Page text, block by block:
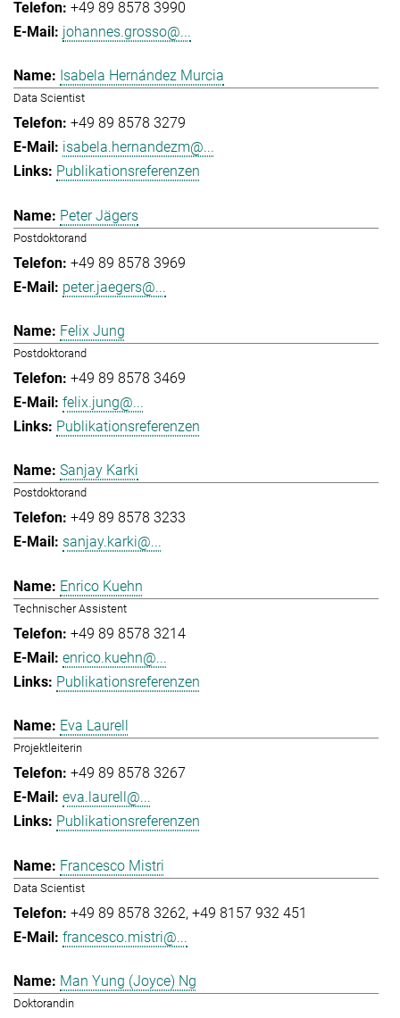
+49 89 8578 3990
johannes.grosso@...
Isabela Hernández Murcia
Data Scientist
+49 89 8578 3279
isabela.hernandezm@...
Publikationsreferenzen
Peter Jägers
Postdoktorand
+49 89 8578 3969
peter.jaegers@...
Felix Jung
Postdoktorand
+49 89 8578 3469
felix.jung@...
Publikationsreferenzen
Sanjay Karki
Postdoktorand
+49 89 8578 3233
sanjay.karki@...
Enrico Kuehn
Technischer Assistent
+49 89 8578 3214
enrico.kuehn@...
Publikationsreferenzen
Eva Laurell
Projektleiterin
+49 89 8578 3267
eva.laurell@...
Publikationsreferenzen
Francesco Mistri
Data Scientist
+49 89 8578 3262 +49 8157 932 451
francesco.mistri@...
Man Yung (Joyce) Ng
Doktorandin